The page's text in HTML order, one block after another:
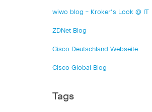
wiwo blog – Kroker's Look @ IT
ZDNet Blog
Cisco Deutschland Webseite
Cisco Global Blog
Tags